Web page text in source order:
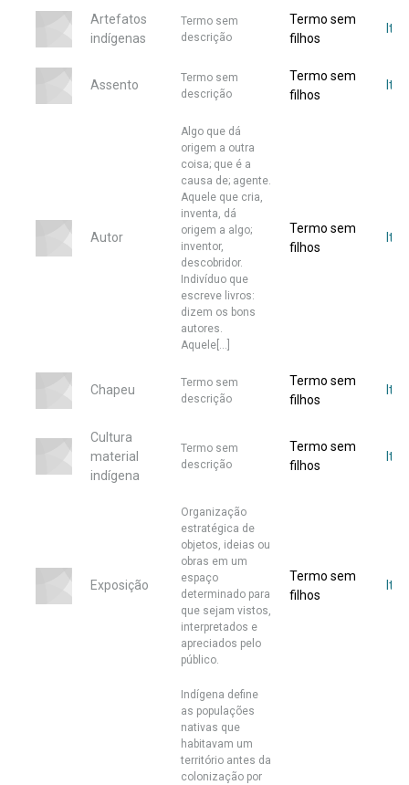
Artefatos
indígenas
Termo sem
descrição
Termo sem
filhos
Assento
Termo sem
descrição
Termo sem
filhos
Autor
Algo que dá
origem a outra
coisa; que é a
causa de; agente.
Aquele que cria,
inventa, dá
origem a algo;
inventor,
descobridor.
Indivíduo que
escreve livros:
dizem os bons
autores.
Aquele[...]
Termo sem
filhos
Chapeu
Termo sem
descrição
Termo sem
filhos
Cultura
material
indígena
Termo sem
descrição
Termo sem
filhos
Exposição
Organização
estratégica de
objetos, ideias ou
obras em um
espaço
determinado para
que sejam vistos,
interpretados e
apreciados pelo
público.
Termo sem
filhos
Indígena define
as populações
nativas que
habitavam um
território antes da
colonização por